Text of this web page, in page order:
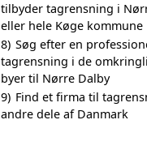
tilbyder tagrensning i
eller hele Køge kommune
8) Søg efter en
tagrensning i de
byer til Nørre Dalby
9) Find et firma til
andre dele af Danmark